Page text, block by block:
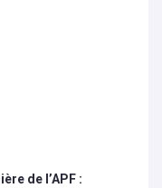
de l’APF :